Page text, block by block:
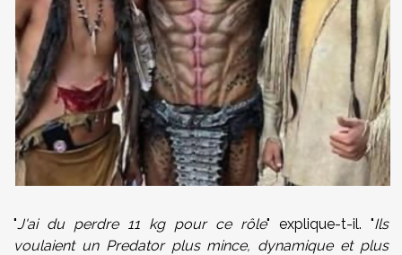
"J'ai du perdre 11 kg pour ce rôle" explique-t-il. "Ils
voulaient un Predator plus mince, dynamique et plus